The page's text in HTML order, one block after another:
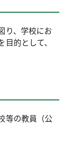
り、学校にお
的として、
等の教員（公